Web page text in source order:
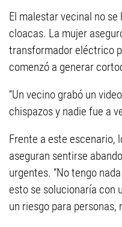
El malestar vecinal no
cloacas. La mujer
transformador eléctrico
comenzó a generar
“Un vecino grabó un
chispazos y nadie fue a
Frente a este escenario,
aseguran sentirse
urgentes. “No tengo
esto se solucionaría con
un riesgo para personas,